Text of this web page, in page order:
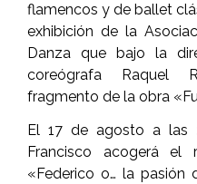
flamencos y de ballet
exhibición de la
Danza que bajo la
coreógrafa Raquel
fragmento de la obra
El 17 de agosto a las
Francisco acogerá
«Federico o… la pasión